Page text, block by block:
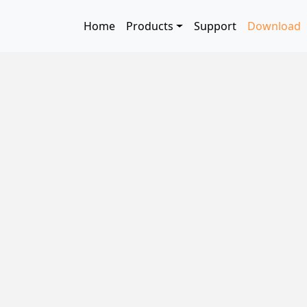
Main navigation
Home Products Support Download